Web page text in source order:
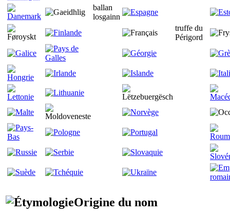
ballan
losgainn
truffe du
Périgord
Origine du nom